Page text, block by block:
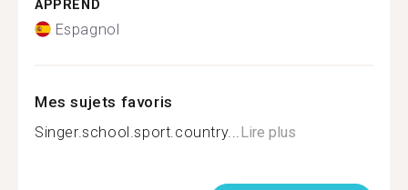
APPREND
Espagnol
Mes sujets favoris
Singer.school.sport.country... Lire plus